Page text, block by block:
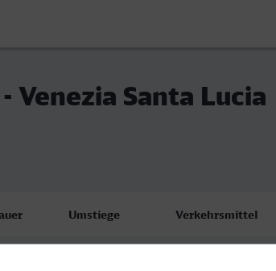
Venezia Santa Lucia
Umstiege Verkehrsmittel